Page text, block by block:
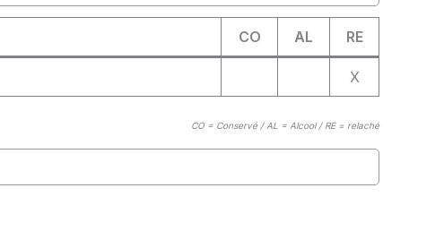
CO AL RE
X
CO = Conservé / AL = Alcool / RE = relaché